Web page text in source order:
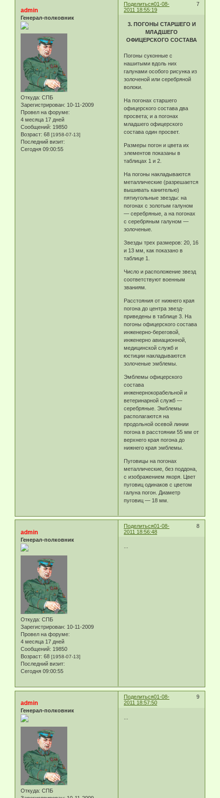
Поделиться 7
01-08-
2011 18:55:19
admin
Генерал-полковник
Откуда: СПБ
Зарегистрирован: 10-11-2009
Провел на форуме:
4 месяца 17 дней
Сообщений: 19850
Возраст: 68 [1958-07-13]
Последний визит:
Сегодня 09:00:55
3. ПОГОНЫ СТАРШЕГО И
МЛАДШЕГО
ОФИЦЕРСКОГО СОСТАВА
Погоны суконные с
нашитыми вдоль них
галунами особого рисунка из
золоченой или серебряной
волоки.
На погонах старшего
офицерского состава два
просвета; и а погонах
младшего офицерского
состава один просвет.
Размеры погон и цвета их
элементов показаны в
таблицах 1 и 2.
На погоны накладываются
металлические (разрешается
вышивать канителью)
пятиугольные звезды: на
погонах с золотым галуном
— серебряные, а на погонах
с серебряным галуном —
золоченые.
Звезды трех размеров: 20, 16
и 13 мм, как показано в
таблице 1.
Число и расположение звезд
соответствуют военным
званиям.
Расстояния от нижнего края
погона до центра звезд-
приведены в таблице 3. На
погоны офицерского состава
инженерно-береговой,
инженерно авиационной,
медицинской служб и
юстиции накладываются
золоченые эмблемы.
Эмблемы офицерского
состава
инженернокорабельной и
ветеринарной служб —
серебряные. Эмблемы
располагаются на
продольной осевой линии
погона в расстоянии 55 мм от
верхнего края погона до
нижнего края эмблемы.
Пуговицы на погонах
металлические, без поддона,
с изображением якоря. Цвет
пуговиц одинаков с цветом
галуна погон. Диаметр
пуговиц — 18 мм.
Поделиться 8
01-08-
2011 18:56:48
admin
Генерал-полковник
Откуда: СПБ
Зарегистрирован: 10-11-2009
Провел на форуме:
4 месяца 17 дней
Сообщений: 19850
Возраст: 68 [1958-07-13]
Последний визит:
Сегодня 09:00:55
...
Поделиться 9
01-08-
2011 18:57:50
admin
Генерал-полковник
Откуда: СПБ